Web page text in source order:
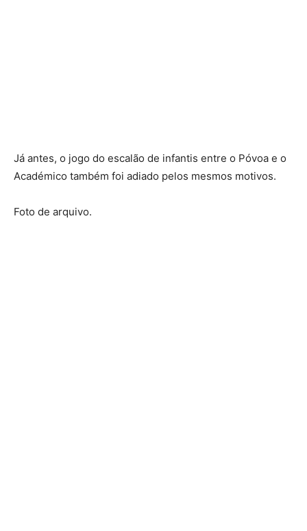
Já antes, o jogo do escalão de infantis entre o Póvoa e o
Académico também foi adiado pelos mesmos motivos.
Foto de arquivo.